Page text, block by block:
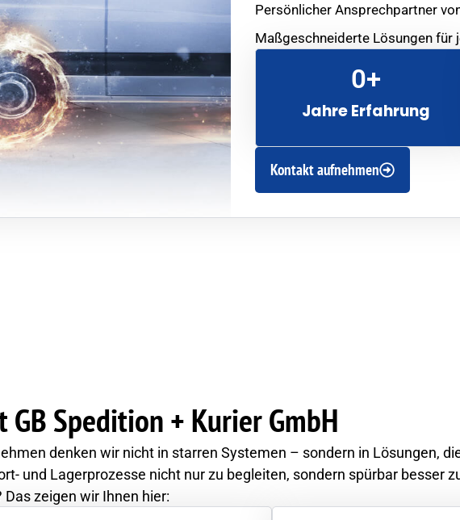
Persönlicher Ansprechpartner
Maßgeschneiderte Lösungen für
Jahre Erfahrung
0+
Kontakt aufnehmen
Spedition + Kurier GmbH
denken wir nicht in starren Systemen – sondern in Lösungen,
und Lagerprozesse nicht nur zu begleiten, sondern spürbar besser
zeigen wir Ihnen hier: